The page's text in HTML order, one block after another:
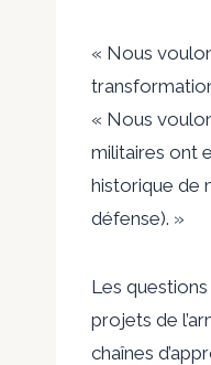
« Nous
« Nous
militaires ont
historique de
défense). »
Les
projets de
chaînes